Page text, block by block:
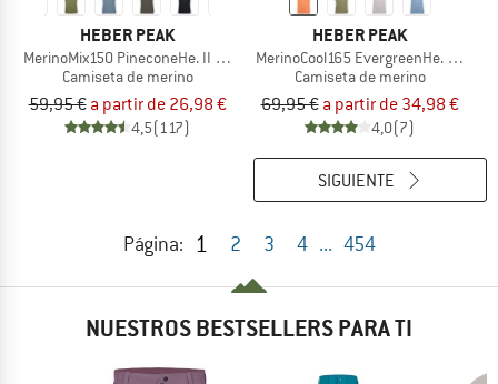
HEBER PEAK
MerinoMix150 PineconeHe. II T-Shirt
Camiseta de merino
59,95 € a partir de 26,98 €
4,5(117)
HEBER PEAK
MerinoCool165 EvergreenHe. T-Shirt
Camiseta de merino
69,95 € a partir de 34,98 €
4,0(7)
Página: 1 2 3 4 ... 454
SIGUIENTE
NUESTROS BESTSELLERS PARA TI